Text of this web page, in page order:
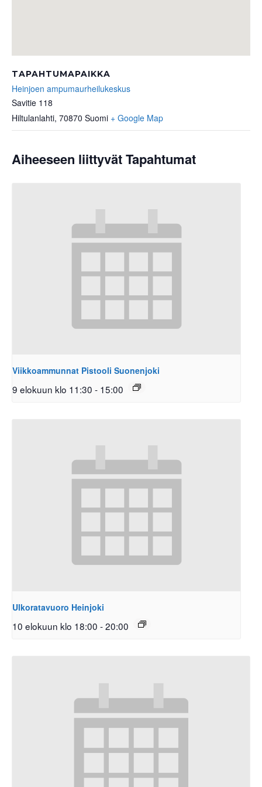
TAPAHTUMAPAIKKA
Heinjoen ampumaurheilukeskus
Savitie 118
Hiltulanlahti, 70870 Suomi + Google Map
Aiheeseen liittyvät Tapahtumat
Viikkoammunnat Pistooli Suonenjoki
9 elokuun klo 11:30 - 15:00
Ulkoratavuoro Heinjoki
10 elokuun klo 18:00 -20:00